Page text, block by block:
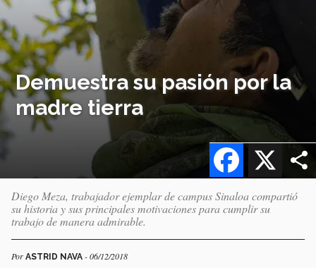
Demuestra su pasión por la
madre tierra
X
Facebook
Diego Meza, trabajador ejemplar de campus Sinaloa compartió
su historia y sus principales motivaciones para cumplir su
trabajo de manera admirable.
Por ASTRID NAVA - 06/12/2018